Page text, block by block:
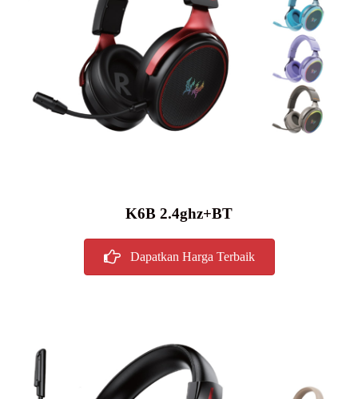
K6B 2.4ghz+BT
Dapatkan Harga Terbaik